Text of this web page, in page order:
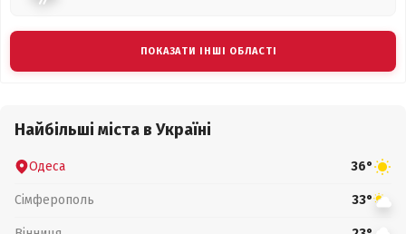
ПОКАЗАТИ ІНШІ ОБЛАСТІ
Найбільші міста в Україні
Одеса 36°
Сімферополь 33°